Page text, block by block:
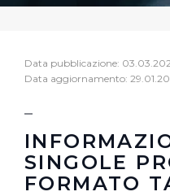
Data pubblicazione:
Data aggiornamento:
SINGOLE
FORMATO